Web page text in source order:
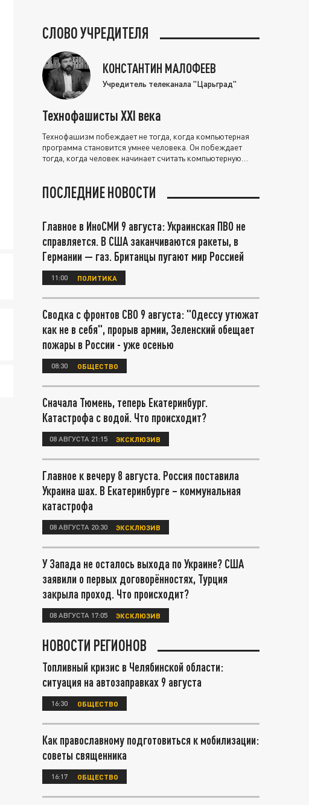
СЛОВО УЧРЕДИТЕЛЯ
КОНСТАНТИН МАЛОФЕЕВ
Учредитель телеканала "Царьград"
Технофашисты XXI века
Технофашизм побеждает не тогда, когда компьютерная
программа становится умнее человека. Он побеждает
тогда, когда человек начинает считать компьютерную
ПОСЛЕДНИЕ НОВОСТИ
Главное в ИноСМИ 9 августа: Украинская ПВО не
справляется. В США заканчиваются ракеты, в
Германии — газ. Британцы пугают мир Россией
11:00 ПОЛИТИКА
Сводка с фронтов СВО 9 августа: "Одессу утюжат
как не в себя", прорыв армии, Зеленский обещает
пожары в России - уже осенью
08:30 ОБЩЕСТВО
Сначала Тюмень, теперь Екатеринбург.
Катастрофа с водой. Что происходит?
08 АВГУСТА 21:15 ЭКСКЛЮЗИВ
Главное к вечеру 8 августа. Россия поставила
Украина шах. В Екатеринбурге – коммунальная
катастрофа
08 АВГУСТА 20:30 ЭКСКЛЮЗИВ
У Запада не осталось выхода по Украине? США
заявили о первых договорённостях, Турция
закрыла проход. Что происходит?
08 АВГУСТА 17:05 ЭКСКЛЮЗИВ
НОВОСТИ РЕГИОНОВ
Топливный кризис в Челябинской области:
ситуация на автозаправках 9 августа
16:30 ОБЩЕСТВО
Как православному подготовиться к мобилизации:
советы священника
16:17 ОБЩЕСТВО